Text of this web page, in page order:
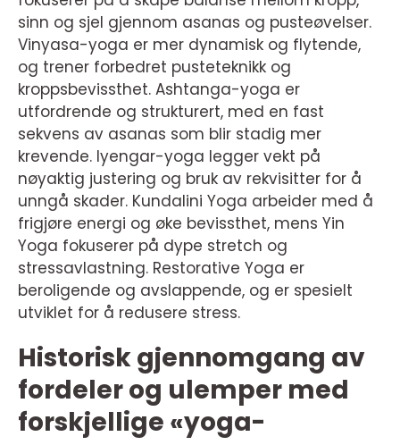
sinn og sjel gjennom asanas og pusteøvelser.
Vinyasa-yoga er mer dynamisk og flytende,
og trener forbedret pusteteknikk og
kroppsbevissthet. Ashtanga-yoga er
utfordrende og strukturert, med en fast
sekvens av asanas som blir stadig mer
krevende. Iyengar-yoga legger vekt på
nøyaktig justering og bruk av rekvisitter for å
unngå skader. Kundalini Yoga arbeider med å
frigjøre energi og øke bevissthet, mens Yin
Yoga fokuserer på dype stretch og
stressavlastning. Restorative Yoga er
beroligende og avslappende, og er spesielt
utviklet for å redusere stress.
Historisk gjennomgang av
fordeler og ulemper med
forskjellige «yoga-